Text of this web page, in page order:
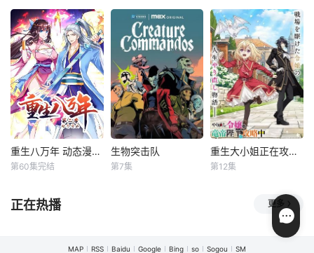
民，书写属
堀江瞬
暂无简介
镇西侯府小公子百
里东君离家出走、
闯荡江湖，未曾想
卷入是非漩涡，师
父古尘身死、家族
备受皇室忌惮，江
湖的残酷展现在少
年的眼前。为了寻
找自己的道路、守
护重要的人，百里
东君随此前结交的
踏遍青山人未老，
蓦然回首，那剑才
下眉间，却在心
间。朝天大陆内避
居山村的井九，意
外收得天生道种的
柳十岁为书童。两
人凭借机缘来到青
山宗，却因为“平平
无奇“...
重生八万年 动态漫画 第二季
八万年前，一代至
尊星辰大帝被自己
重生八万年 动态漫画 第二季
第60集完结
生物突击队
生物突击队
第7集
重生大小姐正在攻略龙帝殿下
千金小姐吉儿遭到
太子以莫须有的罪
名悔婚并宣判死
重生大小姐正在攻略龙帝殿下
第12集
正在热播 更多
MAP RSS Baidu Google Bing so Sogou SM